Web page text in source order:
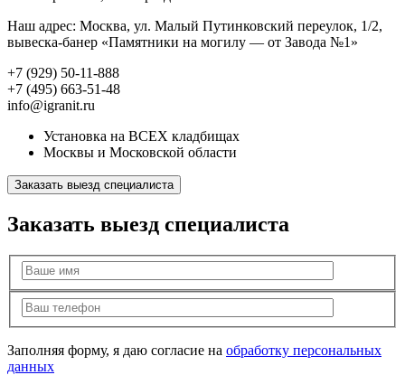
Наш адрес: Москва, ул. Малый Путинковский переулок, 1/2,
вывеска-банер «Памятники на могилу — от Завода №1»
+7 (929) 50-11-888
+7 (495) 663-51-48
info@igranit.ru
Установка на ВСЕХ кладбищах
Москвы и Московской области
Заказать выезд специалиста
Заказать выезд специалиста
Заполняя форму, я даю согласие на обработку персональных
данных